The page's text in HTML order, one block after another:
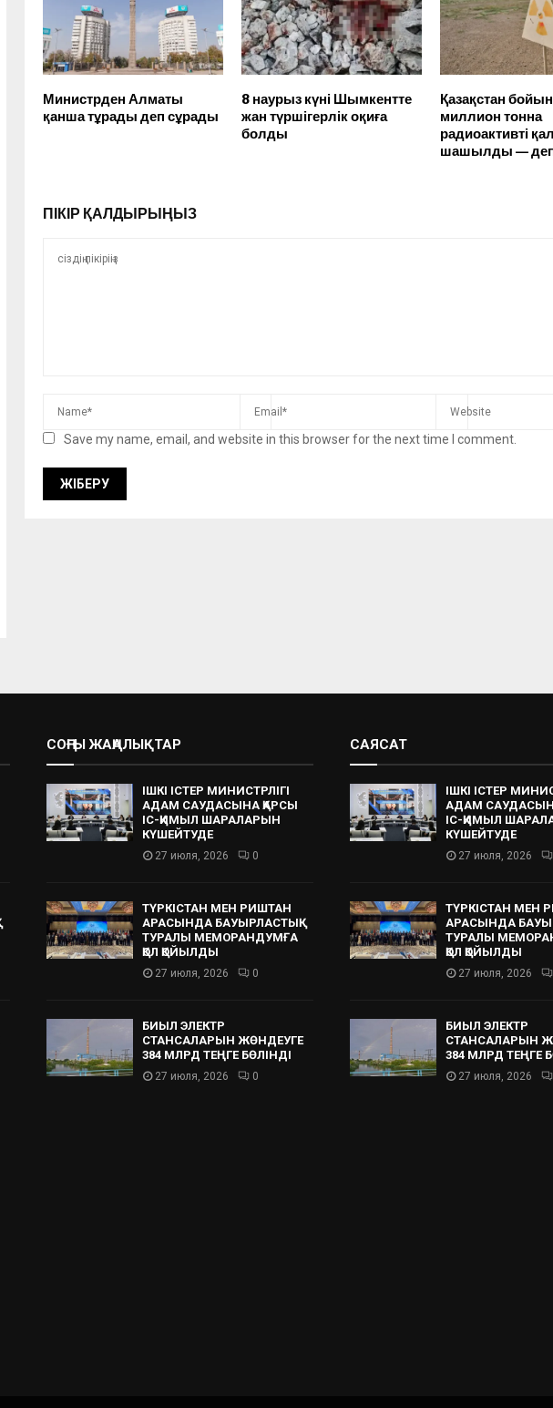
Министрден Алматы
қанша тұрады деп сұрады
8 наурыз күні Шымкентте
жан түршігерлік оқиға
болды
Қазақстан
миллион тонна
радиоактивті
шашылды —
ПІКІР ҚАЛДЫРЫҢЫЗ
Save my name, email, and website in this browser for the next time I comment.
СОҢҒЫ ЖАҢАЛЫҚТАР
ІШКІ ІСТЕР МИНИСТРЛІГІ
АДАМ САУДАСЫНА ҚАРСЫ
ІС-ҚИМЫЛ ШАРАЛАРЫН
КҮШЕЙТУДЕ
27 июля, 2026 0
ТҮРКІСТАН МЕН РИШТАН
АРАСЫНДА БАУЫРЛАСТЫҚ
ТУРАЛЫ МЕМОРАНДУМҒА
ҚОЛ ҚОЙЫЛДЫ
27 июля, 2026 0
БИЫЛ ЭЛЕКТР
СТАНСАЛАРЫН ЖӨНДЕУГЕ
384 МЛРД ТЕҢГЕ БӨЛІНДІ
27 июля, 2026 0
САЯСАТ
ІШКІ ІСТЕР
АДАМ
ІС-ҚИМЫЛ
КҮШЕЙТУДЕ
27 июля, 2026
ТҮРКІСТАН МЕН
АРАСЫНДА
ТУРАЛЫ
ҚОЛ ҚОЙЫЛДЫ
27 июля, 2026
БИЫЛ ЭЛЕКТР
СТАНСАЛАРЫН
384 МЛРД ТЕҢГЕ
27 июля, 2026